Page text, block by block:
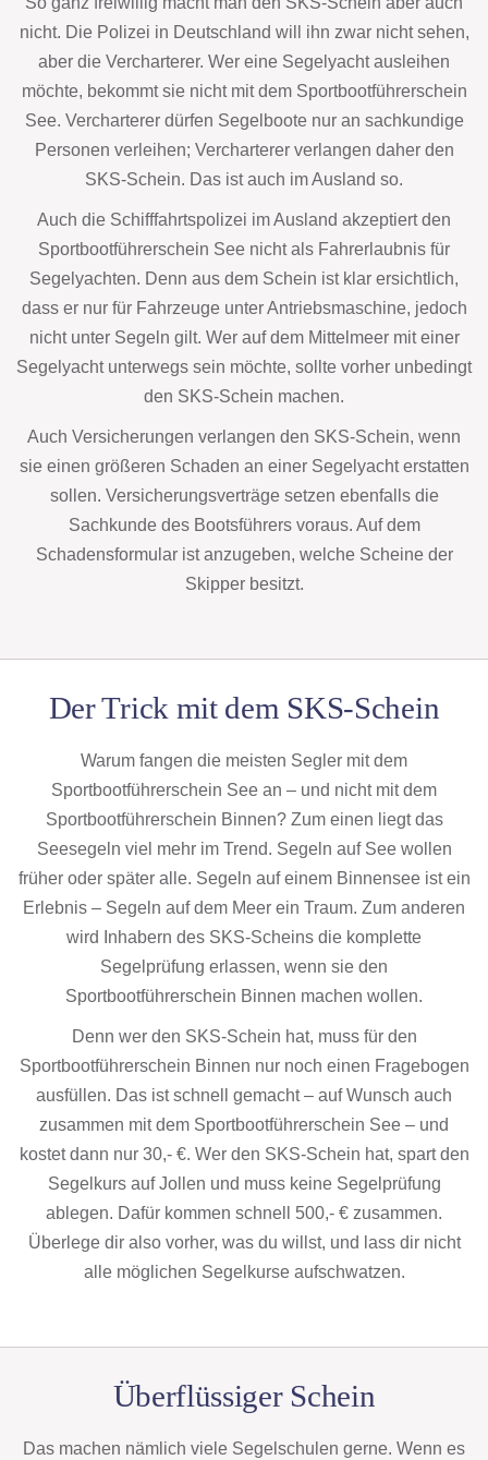
nicht. Die Polizei in Deutschland will ihn zwar nicht sehen,
aber die Vercharterer. Wer eine Segelyacht ausleihen
möchte, bekommt sie nicht mit dem Sportbootführerschein
See. Vercharterer dürfen Segelboote nur an sachkundige
Personen verleihen; Vercharterer verlangen daher den
SKS-Schein. Das ist auch im Ausland so.
Auch die Schifffahrtspolizei im Ausland akzeptiert den
Sportbootführerschein See nicht als Fahrerlaubnis für
Segelyachten. Denn aus dem Schein ist klar ersichtlich,
dass er nur für Fahrzeuge unter Antriebsmaschine, jedoch
nicht unter Segeln gilt. Wer auf dem Mittelmeer mit einer
Segelyacht unterwegs sein möchte, sollte vorher unbedingt
den SKS-Schein machen.
Auch Versicherungen verlangen den SKS-Schein, wenn
sie einen größeren Schaden an einer Segelyacht erstatten
sollen. Versicherungsverträge setzen ebenfalls die
Sachkunde des Bootsführers voraus. Auf dem
Schadensformular ist anzugeben, welche Scheine der
Skipper besitzt.
Der Trick mit dem SKS-Schein
Warum fangen die meisten Segler mit dem
Sportbootführerschein See an – und nicht mit dem
Sportbootführerschein Binnen? Zum einen liegt das
Seesegeln viel mehr im Trend. Segeln auf See wollen
früher oder später alle. Segeln auf einem Binnensee ist ein
Erlebnis – Segeln auf dem Meer ein Traum. Zum anderen
wird Inhabern des SKS-Scheins die komplette
Segelprüfung erlassen, wenn sie den
Sportbootführerschein Binnen machen wollen.
Denn wer den SKS-Schein hat, muss für den
Sportbootführerschein Binnen nur noch einen Fragebogen
ausfüllen. Das ist schnell gemacht – auf Wunsch auch
zusammen mit dem Sportbootführerschein See – und
kostet dann nur 30,- €. Wer den SKS-Schein hat, spart den
Segelkurs auf Jollen und muss keine Segelprüfung
ablegen. Dafür kommen schnell 500,- € zusammen.
Überlege dir also vorher, was du willst, und lass dir nicht
alle möglichen Segelkurse aufschwatzen.
Überflüssiger Schein
Das machen nämlich viele Segelschulen gerne. Wenn es